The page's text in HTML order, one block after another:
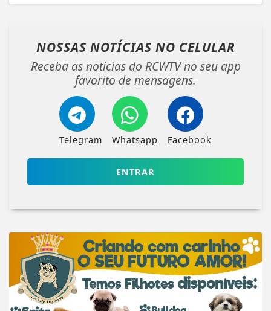
NOSSAS NOTÍCIAS NO CELULAR
Receba as notícias do RCWTV no seu app
favorito de mensagens.
Telegram Whatsapp Facebook
ENTRAR